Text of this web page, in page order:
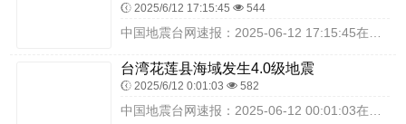
2025/6/12 17:15:45 544
台湾花莲县海域发生4.0级地震
2025/6/12 0:01:03 582